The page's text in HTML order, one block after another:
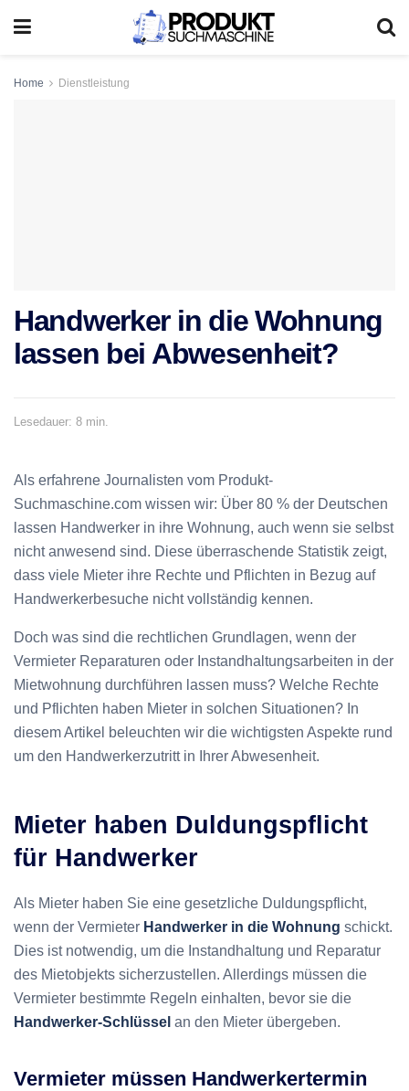
Home Dienstleistung
Handwerker in die Wohnung
lassen bei Abwesenheit?
Lesedauer: 8 min.
Als erfahrene Journalisten vom Produkt-
Suchmaschine.com wissen wir: Über 80 % der Deutschen
lassen Handwerker in ihre Wohnung, auch wenn sie selbst
nicht anwesend sind. Diese überraschende Statistik zeigt,
dass viele Mieter ihre Rechte und Pflichten in Bezug auf
Handwerkerbesuche nicht vollständig kennen.
Doch was sind die rechtlichen Grundlagen, wenn der
Vermieter Reparaturen oder Instandhaltungsarbeiten in der
Mietwohnung durchführen lassen muss? Welche Rechte
und Pflichten haben Mieter in solchen Situationen? In
diesem Artikel beleuchten wir die wichtigsten Aspekte rund
um den Handwerkerzutritt in Ihrer Abwesenheit.
Mieter haben Duldungspflicht
für Handwerker
Als Mieter haben Sie eine gesetzliche Duldungspflicht,
wenn der Vermieter Handwerker in die Wohnung schickt.
Dies ist notwendig, um die Instandhaltung und Reparatur
des Mietobjekts sicherzustellen. Allerdings müssen die
Vermieter bestimmte Regeln einhalten, bevor sie die
Handwerker-Schlüssel an den Mieter übergeben.
Vermieter müssen Handwerkertermin